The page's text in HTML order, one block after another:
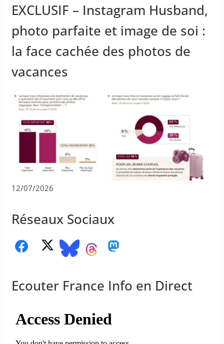
EXCLUSIF – Instagram Husband,
photo parfaite et image de soi :
la face cachée des photos de
vacances
12/07/2026
Réseaux Sociaux
Ecouter France Info en Direct